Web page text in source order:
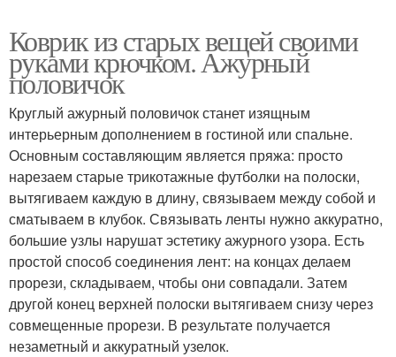
Коврик из старых вещей своими
руками крючком. Ажурный
половичок
Круглый ажурный половичок станет изящным
интерьерным дополнением в гостиной или спальне.
Основным составляющим является пряжа: просто
нарезаем старые трикотажные футболки на полоски,
вытягиваем каждую в длину, связываем между собой и
сматываем в клубок. Связывать ленты нужно аккуратно,
большие узлы нарушат эстетику ажурного узора. Есть
простой способ соединения лент: на концах делаем
прорези, складываем, чтобы они совпадали. Затем
другой конец верхней полоски вытягиваем снизу через
совмещенные прорези. В результате получается
незаметный и аккуратный узелок.